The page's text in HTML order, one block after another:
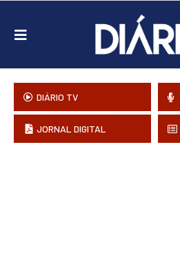
DIÁRIO TV
JORNAL DIGITAL